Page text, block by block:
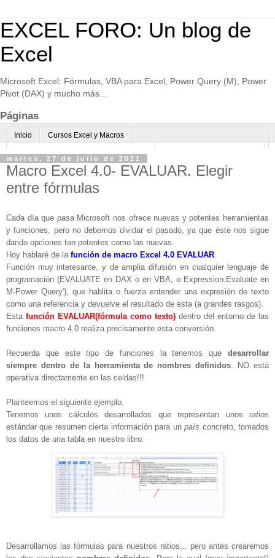
EXCEL FORO: Un blog de
Excel
Microsoft Excel: Fórmulas, VBA para Excel, Power Query (M), Power
Pivot (DAX) y mucho más...
Páginas
Inicio Cursos Excel y Macros
Excel Avanzado online-Microsoft Teams
Normas de uso Algo sobre mi
martes, 27 de julio de 2021
Macro Excel 4.0- EVALUAR. Elegir
entre fórmulas
Cada día que pasa Microsoft nos ofrece nuevas y potentes herramientas
y funciones, pero no debemos olvidar el pasado, ya que éste nos sigue
dando opciones tan potentes como las nuevas.
Hoy hablaré de la función de macro Excel 4.0 EVALUAR
Función muy interesante, y de amplia difusión en cualquier lenguaje de
programación (EVALUATE en DAX o en VBA, o Expression.Evaluate en
M-Power Query'), que hablita o fuerza entender una expresión de texto
como una referencia y devuelve el resultado de ésta (a grandes rasgos).
Esta función EVALUAR(fórmula como texto) dentro del entorno de las
funciones macro 4.0 realiza precisamente esta conversión.
Recuerda que este tipo de funciones la tenemos que desarrollar
siempre dentro de la herramienta de nombres definidos . NO está
operativa directamente en las celdas!!!
Planteemos el siguiente ejemplo.
Tenemos unos cálculos desarrollados que representan unos ratios
estándar que resumen cierta información para unpaís concreto, tomados
los datos de una tabla en nuestro libro:
Desarrollamos las fórmulas para nuestros ratios... pero antes crearemos